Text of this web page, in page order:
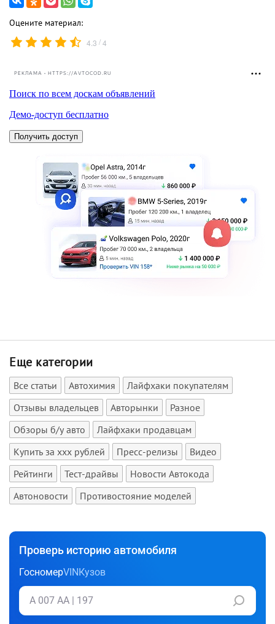
Оцените материал:
4.3 /4
РЕКЛАМА • HTTPS://AVTOCOD.RU
Еще категории
Все статьи Автохимия
Лайфхаки покупателям
Отзывы владельцев
Авторынки
Разное
Обзоры б/у авто
Лайфхаки продавцам
Купить за xxx рублей
Пресс-релизы
Видео
Рейтинги
Тест-драйвы
Новости Автокода
Автоновости
Противостояние моделей
Проверь историю автомобиля
ГосномерVINКузов